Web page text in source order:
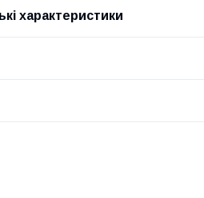
характеристики